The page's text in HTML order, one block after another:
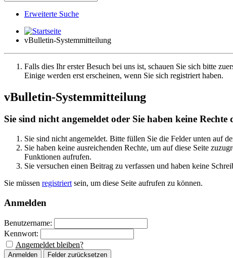
Erweiterte Suche
vBulletin-Systemmitteilung
Falls dies Ihr erster Besuch bei uns ist, schauen Sie sich bitte
Einige werden erst erscheinen, wenn Sie sich registriert haben.
vBulletin-Systemmitteilung
Sie sind nicht angemeldet oder Sie haben keine
Sie sind nicht angemeldet. Bitte füllen Sie die Felder unten auf
Sie haben keine ausreichenden Rechte, um auf diese Seite
Funktionen aufrufen.
Sie versuchen einen Beitrag zu verfassen und haben keine
Sie müssen registriert sein, um diese Seite aufrufen zu können.
Anmelden
Benutzername:
Kennwort:
Angemeldet bleiben?